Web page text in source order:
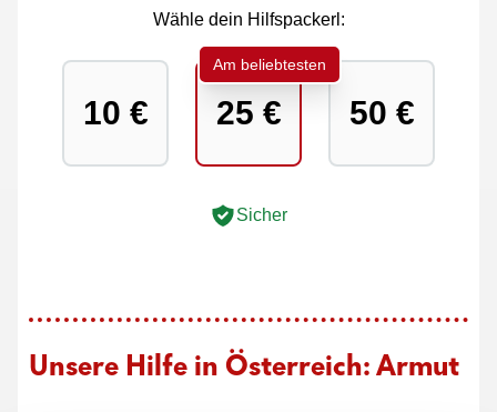
Wähle dein Hilfspackerl:
10 € 25 €
Am beliebtesten
50 €
Sicher
Unsere Hilfe in Österreich: Armut